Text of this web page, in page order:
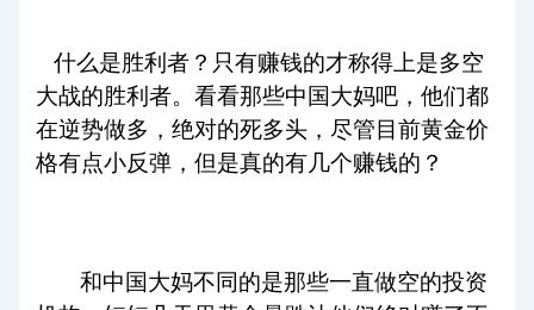
什么是胜利者？只有赚钱的才称得上是多空
大战的胜利者。看看那些中国大妈吧，他们都
在逆势做多，绝对的死多头，尽管目前黄金价
格有点小反弹，但是真的有几个赚钱的？
和中国大妈不同的是那些一直做空的投资